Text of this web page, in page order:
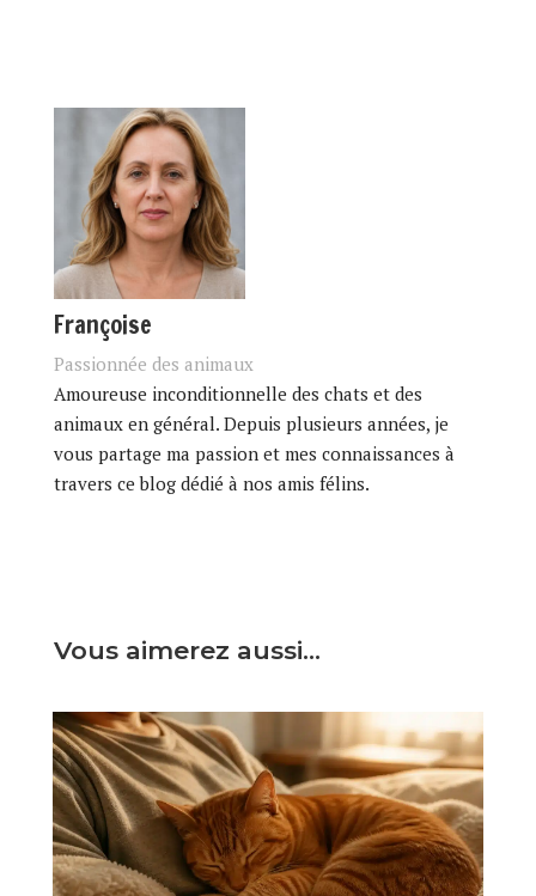
Françoise
Passionnée des animaux
Amoureuse inconditionnelle des chats et des
animaux en général. Depuis plusieurs années, je
vous partage ma passion et mes connaissances à
travers ce blog dédié à nos amis félins.
Vous aimerez aussi…